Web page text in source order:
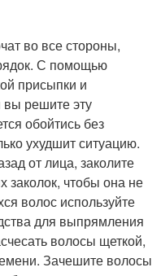
во все стороны,
С помощью
присыпки и
решите эту
обойтись без
ухудшит ситуацию.
от лица, заколите
заколок, чтобы она не
волос используйте
для выпрямления
волосы щеткой,
Зачешите волосы